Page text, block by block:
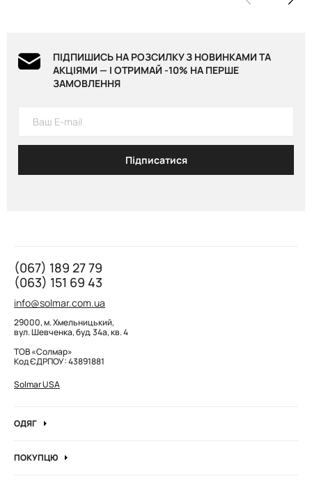
ПІДПИШИСЬ НА РОЗСИЛКУ З НОВИНКАМИ ТА
АКЦІЯМИ — І ОТРИМАЙ -10% НА ПЕРШЕ
ЗАМОВЛЕННЯ
Підписатися
(067) 189 27 79
(063) 151 69 43
info@solmar.com.ua
29000, м. Хмельницький,
вул. Шевченка, буд. 34а, кв. 4
ТОВ «Солмар»
Код ЄДРПОУ: 43891881
Solmar USA
ОДЯГ
Кофти та джемпера
ПОКУПЦЮ